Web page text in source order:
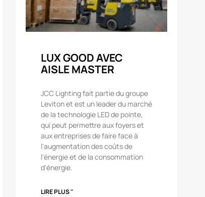
LUX GOOD AVEC
AISLE MASTER
JCC Lighting fait partie du groupe
Leviton et est un leader du marché
de la technologie LED de pointe,
qui peut permettre aux foyers et
aux entreprises de faire face à
l'augmentation des coûts de
l'énergie et de la consommation
d'énergie.
LIRE PLUS "